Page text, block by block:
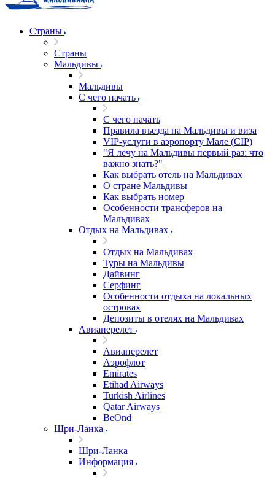
Страны
Страны
Мальдивы
Мальдивы
С чего начать
С чего начать
Правила въезда на Мальдивы и виза
VIP-услуги в аэропорту Мале (CIP)
"Я лечу на Мальдивы первый раз: что
важно знать?"
Как выбрать отель на Мальдивах
О стране Мальдивы
Как выбрать номер
Особенности трансферов на
Мальдивах
Отдых на Мальдивах
Отдых на Мальдивах
Туры на Мальдивы
Дайвинг
Серфинг
Особенности отдыха на локальных
островах
Депозиты в отелях на Мальдивах
Авиаперелет
Авиаперелет
Аэрофлот
Emirates
Etihad Airways
Turkish Airlines
Qatar Airways
BeOnd
Шри-Ланка
Шри-Ланка
Информация